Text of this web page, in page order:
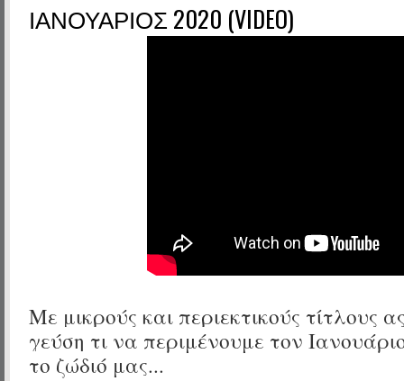
ΙΑΝΟΥΑΡΙΟΣ 2020 (VIDEO)
Με μικρούς και περιεκτικούς τίτλους
γεύση τι να περιμένουμε τον
το ζώδιό μας...